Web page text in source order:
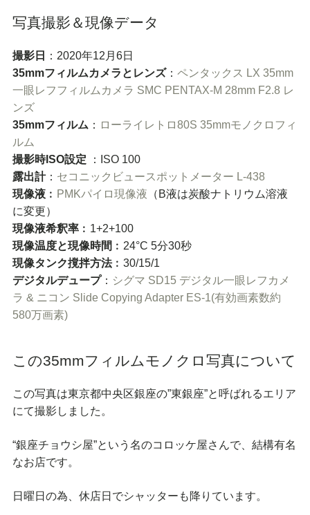
写真撮影＆現像データ
撮影日 ：2020年12月6日
35mmフィルムカメラとレンズ： ペンタックス LX 35mm
一眼レフフィルムカメラ SMC PENTAX-M 28mm F2.8 レ
ンズ
35mmフィルム ： ローライレトロ80S 35mmモノクロフィ
ルム
撮影時ISO設定
：ISO 100
露出計： セコニックビュースポットメーター L-438
現像液 ︰ PMKパイロ現像液 （B液は炭酸ナトリウム溶液
に変更）
現像液希釈率 ︰1+2+100
現像温度と現像時間 ︰24°C 5分30秒
現像タンク撹拌方法︰30/15/1
デジタルデュープ： シグマ SD15 デジタル一眼レフカメ
ラ & ニコン Slide Copying Adapter ES-1(有効画素数約
580万画素)
この35mmフィルムモノクロ写真について
この写真は東京都中央区銀座の”東銀座”と呼ばれるエリア
にて撮影しました。
“銀座チョウシ屋”という名のコロッケ屋さんで、結構有名
なお店です。
日曜日の為、休店日でシャッターも降りています。